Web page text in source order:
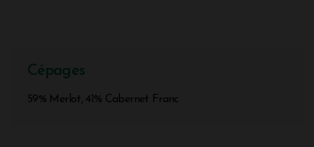
Cépages
59% Merlot, 41% Cabernet Franc